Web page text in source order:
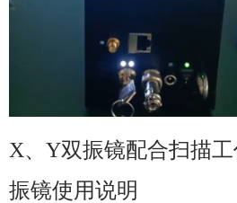
X、Y双振镜配合扫描
振镜使用说明